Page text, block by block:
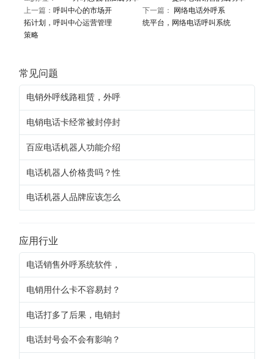
上一篇： 呼叫中心的市场开
拓计划，呼叫中心运营管理
策略
下一篇：
网络电话外呼系
统平台，网络电话呼叫系统
常见问题
电销外呼线路租赁，外呼
电销电话卡经常被封停封
百应电话机器人功能介绍
电话机器人价格贵吗？性
电话机器人品牌应该怎么
应用行业
电话销售外呼系统软件，
电销用什么卡不容易封？
电话打多了后果，电销封
电话封号会不会有影响？